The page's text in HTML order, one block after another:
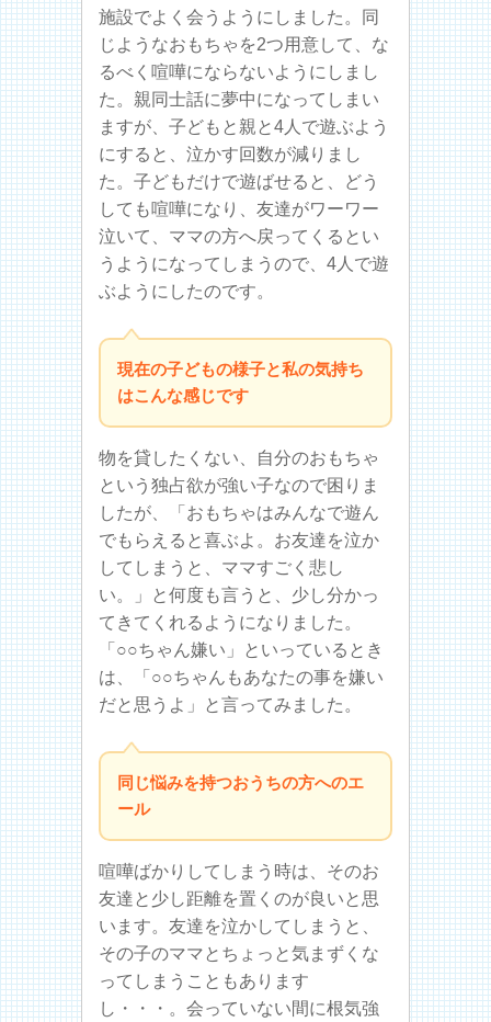
施設でよく会うようにしました。同
じようなおもちゃを2つ用意して、な
るべく喧嘩にならないようにしまし
た。親同士話に夢中になってしまい
ますが、子どもと親と4人で遊ぶよう
にすると、泣かす回数が減りまし
た。子どもだけで遊ばせると、どう
しても喧嘩になり、友達がワーワー
泣いて、ママの方へ戻ってくるとい
うようになってしまうので、4人で遊
ぶようにしたのです。
現在の子どもの様子と私の気持ち
はこんな感じです
物を貸したくない、自分のおもちゃ
という独占欲が強い子なので困りま
したが、「おもちゃはみんなで遊ん
でもらえると喜ぶよ。お友達を泣か
してしまうと、ママすごく悲し
い。」と何度も言うと、少し分かっ
てきてくれるようになりました。
「○○ちゃん嫌い」といっているとき
は、「○○ちゃんもあなたの事を嫌い
だと思うよ」と言ってみました。
同じ悩みを持つおうちの方へのエ
ール
喧嘩ばかりしてしまう時は、そのお
友達と少し距離を置くのが良いと思
います。友達を泣かしてしまうと、
その子のママとちょっと気まずくな
ってしまうこともあります
し・・・。会っていない間に根気強